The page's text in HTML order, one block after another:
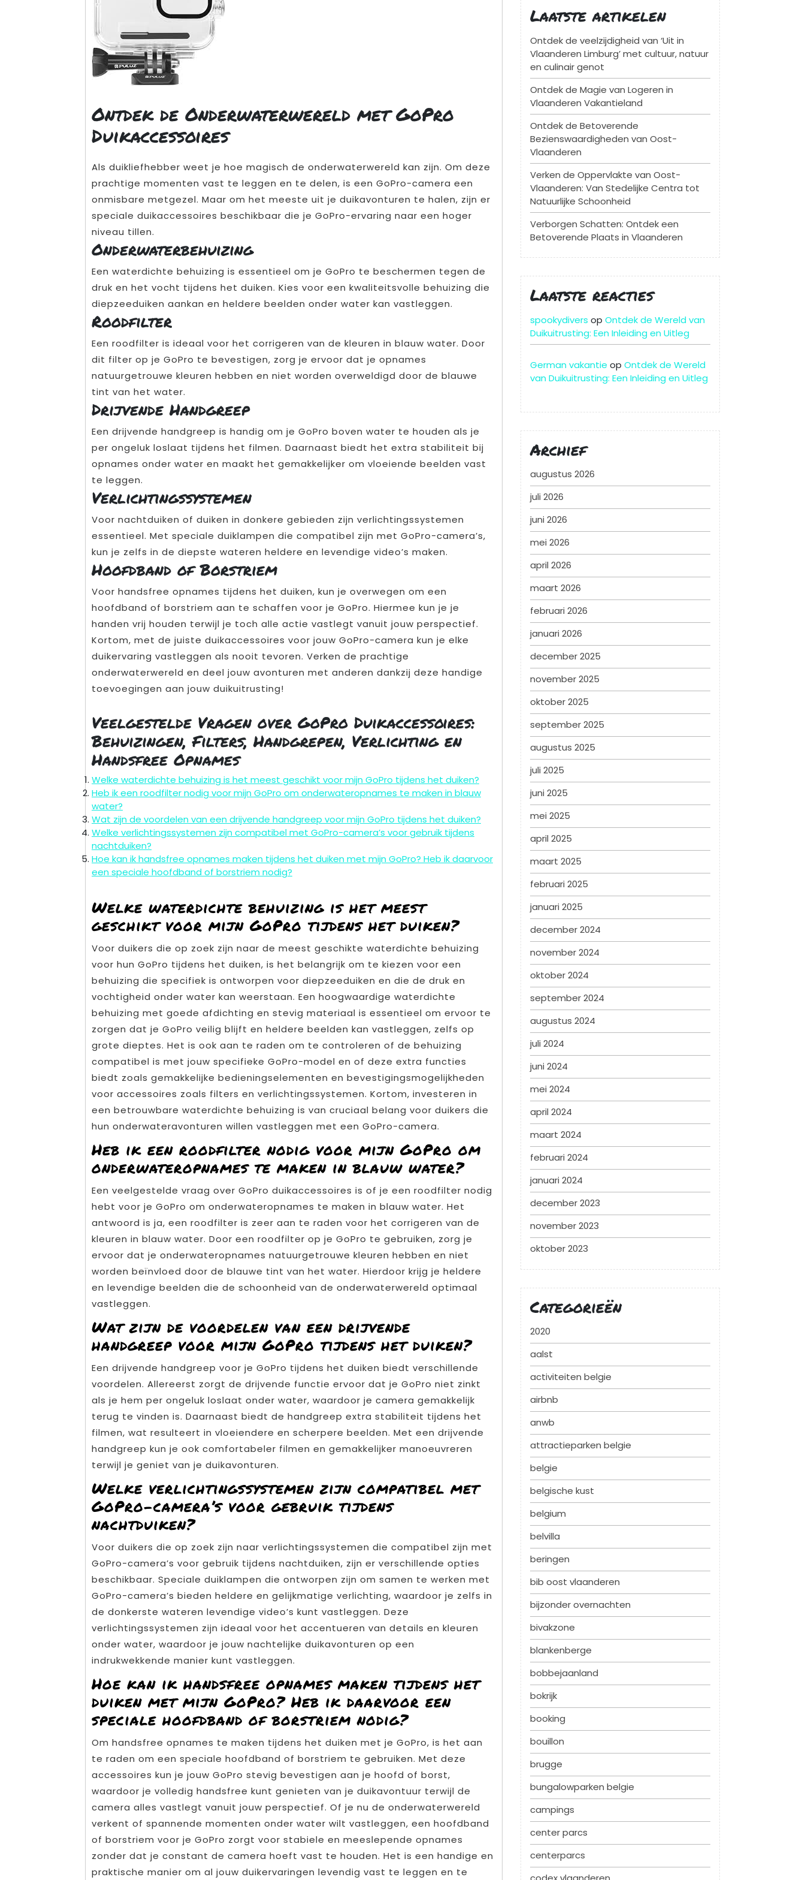
Ontdek de Onderwaterwereld met GoPro
Duikaccessoires
Als duikliefhebber weet je hoe magisch de onderwaterwereld kan zijn. Om deze
prachtige momenten vast te leggen en te delen, is een GoPro-camera een
onmisbare metgezel. Maar om het meeste uit je duikavonturen te halen, zijn er
speciale duikaccessoires beschikbaar die je GoPro-ervaring naar een hoger
niveau tillen.
Onderwaterbehuizing
Een waterdichte behuizing is essentieel om je GoPro te beschermen tegen de
druk en het vocht tijdens het duiken. Kies voor een kwaliteitsvolle behuizing die
diepzeeduiken aankan en heldere beelden onder water kan vastleggen.
Roodfilter
Een roodfilter is ideaal voor het corrigeren van de kleuren in blauw water. Door
dit filter op je GoPro te bevestigen, zorg je ervoor dat je opnames
natuurgetrouwe kleuren hebben en niet worden overweldigd door de blauwe
tint van het water.
Drijvende Handgreep
Een drijvende handgreep is handig om je GoPro boven water te houden als je
per ongeluk loslaat tijdens het filmen. Daarnaast biedt het extra stabiliteit bij
opnames onder water en maakt het gemakkelijker om vloeiende beelden vast
te leggen.
Verlichtingssystemen
Voor nachtduiken of duiken in donkere gebieden zijn verlichtingssystemen
essentieel. Met speciale duiklampen die compatibel zijn met GoPro-camera’s,
kun je zelfs in de diepste wateren heldere en levendige video’s maken.
Hoofdband of Borstriem
Voor handsfree opnames tijdens het duiken, kun je overwegen om een
hoofdband of borstriem aan te schaffen voor je GoPro. Hiermee kun je je
handen vrij houden terwijl je toch alle actie vastlegt vanuit jouw perspectief.
Kortom, met de juiste duikaccessoires voor jouw GoPro-camera kun je elke
duikervaring vastleggen als nooit tevoren. Verken de prachtige
onderwaterwereld en deel jouw avonturen met anderen dankzij deze handige
toevoegingen aan jouw duikuitrusting!
Veelgestelde Vragen over GoPro Duikaccessoires:
Behuizingen, Filters, Handgrepen, Verlichting en
Handsfree Opnames
Welke waterdichte behuizing is het meest geschikt voor mijn GoPro tijdens het duiken?
Heb ik een roodfilter nodig voor mijn GoPro om onderwateropnames te maken in blauw
water?
Wat zijn de voordelen van een drijvende handgreep voor mijn GoPro tijdens het duiken?
Welke verlichtingssystemen zijn compatibel met GoPro-camera’s voor gebruik tijdens
nachtduiken?
Hoe kan ik handsfree opnames maken tijdens het duiken met mijn GoPro? Heb ik daarvoor
een speciale hoofdband of borstriem nodig?
Welke waterdichte behuizing is het meest
geschikt voor mijn GoPro tijdens het duiken?
Voor duikers die op zoek zijn naar de meest geschikte waterdichte behuizing
voor hun GoPro tijdens het duiken, is het belangrijk om te kiezen voor een
behuizing die specifiek is ontworpen voor diepzeeduiken en die de druk en
vochtigheid onder water kan weerstaan. Een hoogwaardige waterdichte
behuizing met goede afdichting en stevig materiaal is essentieel om ervoor te
zorgen dat je GoPro veilig blijft en heldere beelden kan vastleggen, zelfs op
grote dieptes. Het is ook aan te raden om te controleren of de behuizing
compatibel is met jouw specifieke GoPro-model en of deze extra functies
biedt zoals gemakkelijke bedieningselementen en bevestigingsmogelijkheden
voor accessoires zoals filters en verlichtingssystemen. Kortom, investeren in
een betrouwbare waterdichte behuizing is van cruciaal belang voor duikers die
hun onderwateravonturen willen vastleggen met een GoPro-camera.
Heb ik een roodfilter nodig voor mijn GoPro om
onderwateropnames te maken in blauw water?
Een veelgestelde vraag over GoPro duikaccessoires is of je een roodfilter nodig
hebt voor je GoPro om onderwateropnames te maken in blauw water. Het
antwoord is ja, een roodfilter is zeer aan te raden voor het corrigeren van de
kleuren in blauw water. Door een roodfilter op je GoPro te gebruiken, zorg je
ervoor dat je onderwateropnames natuurgetrouwe kleuren hebben en niet
worden beïnvloed door de blauwe tint van het water. Hierdoor krijg je heldere
en levendige beelden die de schoonheid van de onderwaterwereld optimaal
vastleggen.
Wat zijn de voordelen van een drijvende
handgreep voor mijn GoPro tijdens het duiken?
Een drijvende handgreep voor je GoPro tijdens het duiken biedt verschillende
voordelen. Allereerst zorgt de drijvende functie ervoor dat je GoPro niet zinkt
als je hem per ongeluk loslaat onder water, waardoor je camera gemakkelijk
terug te vinden is. Daarnaast biedt de handgreep extra stabiliteit tijdens het
filmen, wat resulteert in vloeiendere en scherpere beelden. Met een drijvende
handgreep kun je ook comfortabeler filmen en gemakkelijker manoeuvreren
terwijl je geniet van je duikavonturen.
Welke verlichtingssystemen zijn compatibel met
GoPro-camera’s voor gebruik tijdens
nachtduiken?
Voor duikers die op zoek zijn naar verlichtingssystemen die compatibel zijn met
GoPro-camera’s voor gebruik tijdens nachtduiken, zijn er verschillende opties
beschikbaar. Speciale duiklampen die ontworpen zijn om samen te werken met
GoPro-camera’s bieden heldere en gelijkmatige verlichting, waardoor je zelfs in
de donkerste wateren levendige video’s kunt vastleggen. Deze
verlichtingssystemen zijn ideaal voor het accentueren van details en kleuren
onder water, waardoor je jouw nachtelijke duikavonturen op een
indrukwekkende manier kunt vastleggen.
Hoe kan ik handsfree opnames maken tijdens het
duiken met mijn GoPro? Heb ik daarvoor een
speciale hoofdband of borstriem nodig?
Om handsfree opnames te maken tijdens het duiken met je GoPro, is het aan
te raden om een speciale hoofdband of borstriem te gebruiken. Met deze
accessoires kun je jouw GoPro stevig bevestigen aan je hoofd of borst,
waardoor je volledig handsfree kunt genieten van je duikavontuur terwijl de
camera alles vastlegt vanuit jouw perspectief. Of je nu de onderwaterwereld
verkent of spannende momenten onder water wilt vastleggen, een hoofdband
of borstriem voor je GoPro zorgt voor stabiele en meeslepende opnames
zonder dat je constant de camera hoeft vast te houden. Het is een handige en
praktische manier om al jouw duikervaringen levendig vast te leggen en te
Laatste artikelen
Ontdek de veelzijdigheid van ‘Uit in
Vlaanderen Limburg’ met cultuur, natuur
en culinair genot
Ontdek de Magie van Logeren in
Vlaanderen Vakantieland
Ontdek de Betoverende
Bezienswaardigheden van Oost-
Vlaanderen
Verken de Oppervlakte van Oost-
Vlaanderen: Van Stedelijke Centra tot
Natuurlijke Schoonheid
Verborgen Schatten: Ontdek een
Betoverende Plaats in Vlaanderen
Laatste reacties
spookydivers op Ontdek de Wereld van
Duikuitrusting: Een Inleiding en Uitleg
German vakantie op Ontdek de Wereld
van Duikuitrusting: Een Inleiding en Uitleg
Archief
augustus 2026
juli 2026
juni 2026
mei 2026
april 2026
maart 2026
februari 2026
januari 2026
december 2025
november 2025
oktober 2025
september 2025
augustus 2025
juli 2025
juni 2025
mei 2025
april 2025
maart 2025
februari 2025
januari 2025
december 2024
november 2024
oktober 2024
september 2024
augustus 2024
juli 2024
juni 2024
mei 2024
april 2024
maart 2024
februari 2024
januari 2024
december 2023
november 2023
oktober 2023
Categorieën
2020
aalst
activiteiten belgie
airbnb
anwb
attractieparken belgie
belgie
belgische kust
belgium
belvilla
beringen
bib oost vlaanderen
bijzonder overnachten
bivakzone
blankenberge
bobbejaanland
bokrijk
booking
bouillon
brugge
bungalowparken belgie
campings
center parcs
centerparcs